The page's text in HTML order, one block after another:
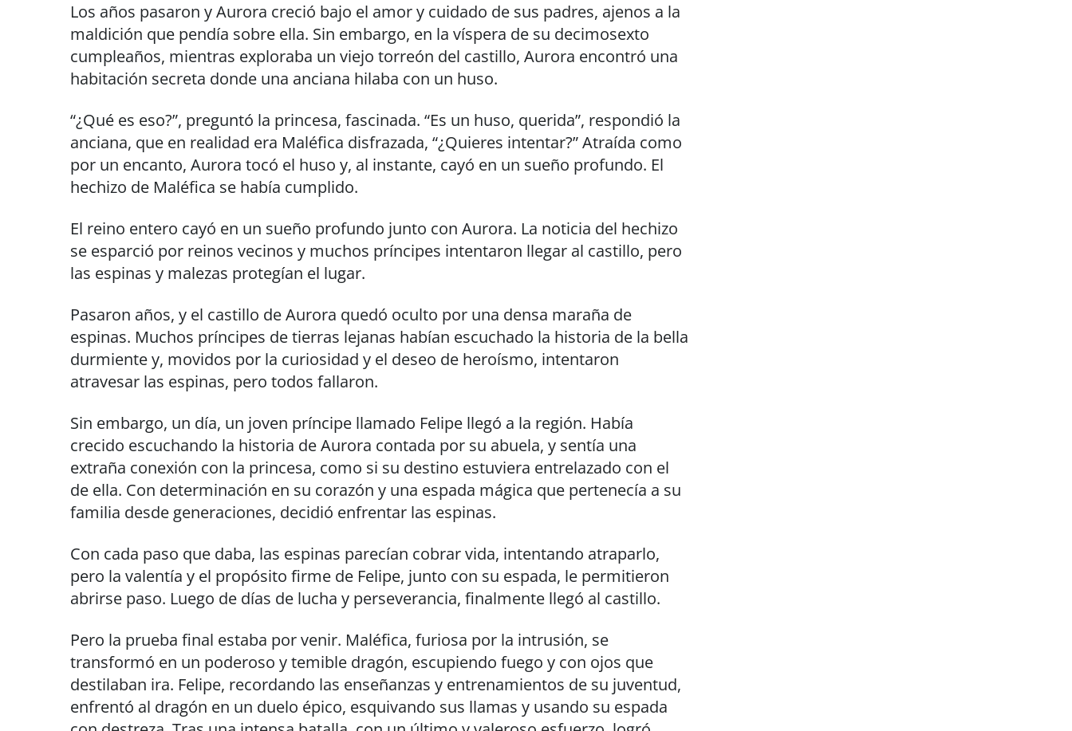
Los años pasaron y Aurora creció bajo el amor y cuidado de sus padres, ajenos a la
maldición que pendía sobre ella. Sin embargo, en la víspera de su decimosexto
cumpleaños, mientras exploraba un viejo torreón del castillo, Aurora encontró una
habitación secreta donde una anciana hilaba con un huso.
“¿Qué es eso?”, preguntó la princesa, fascinada. “Es un huso, querida”, respondió la
anciana, que en realidad era Maléfica disfrazada, “¿Quieres intentar?” Atraída como
por un encanto, Aurora tocó el huso y, al instante, cayó en un sueño profundo. El
hechizo de Maléfica se había cumplido.
El reino entero cayó en un sueño profundo junto con Aurora. La noticia del hechizo
se esparció por reinos vecinos y muchos príncipes intentaron llegar al castillo, pero
las espinas y malezas protegían el lugar.
Pasaron años, y el castillo de Aurora quedó oculto por una densa maraña de
espinas. Muchos príncipes de tierras lejanas habían escuchado la historia de la bella
durmiente y, movidos por la curiosidad y el deseo de heroísmo, intentaron
atravesar las espinas, pero todos fallaron.
Sin embargo, un día, un joven príncipe llamado Felipe llegó a la región. Había
crecido escuchando la historia de Aurora contada por su abuela, y sentía una
extraña conexión con la princesa, como si su destino estuviera entrelazado con el
de ella. Con determinación en su corazón y una espada mágica que pertenecía a su
familia desde generaciones, decidió enfrentar las espinas.
Con cada paso que daba, las espinas parecían cobrar vida, intentando atraparlo,
pero la valentía y el propósito firme de Felipe, junto con su espada, le permitieron
abrirse paso. Luego de días de lucha y perseverancia, finalmente llegó al castillo.
Pero la prueba final estaba por venir. Maléfica, furiosa por la intrusión, se
transformó en un poderoso y temible dragón, escupiendo fuego y con ojos que
destilaban ira. Felipe, recordando las enseñanzas y entrenamientos de su juventud,
enfrentó al dragón en un duelo épico, esquivando sus llamas y usando su espada